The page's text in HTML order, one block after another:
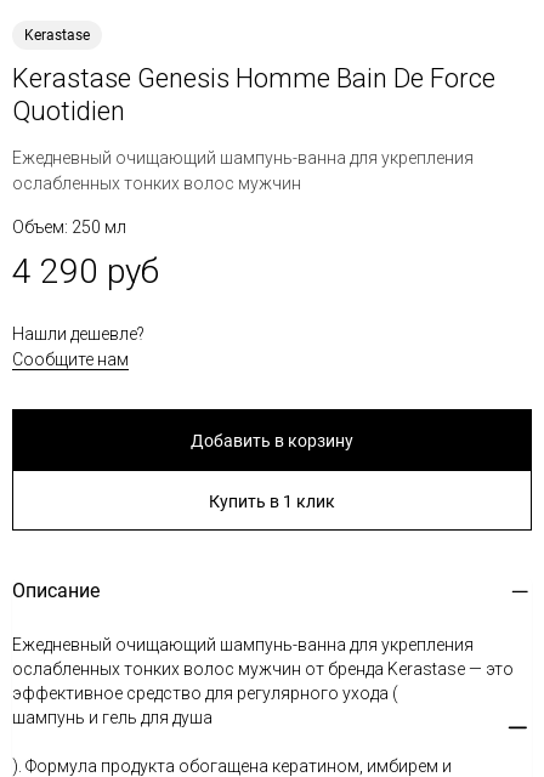
Kerastase
Kerastase Genesis Homme Bain De Force
Quotidien
Ежедневный очищающий шампунь-ванна для укрепления
ослабленных тонких волос мужчин
Объем: 250 мл
4 290 руб
Нашли дешевле?
Сообщите нам
Добавить в корзину
Купить в 1 клик
Описание
Ежедневный очищающий шампунь-ванна для укрепления
ослабленных тонких волос мужчин от бренда Kerastase — это
эффективное средство для регулярного ухода (
шампунь и гель для душа
). Формула продукта обогащена кератином, имбирем и